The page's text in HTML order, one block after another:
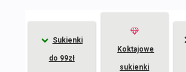
Sukienki
do 99zł
Koktajowe
sukienki